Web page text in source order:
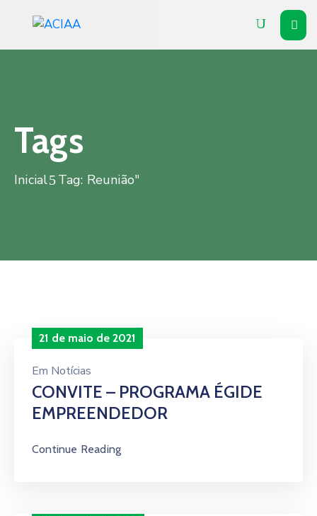
Associados
Soluções
Tags
Inicial Tag: Reunião"
21 de maio de 2021
Em Notícias
CONVITE – PROGRAMA ÉGIDE
EMPREENDEDOR
Continue Reading